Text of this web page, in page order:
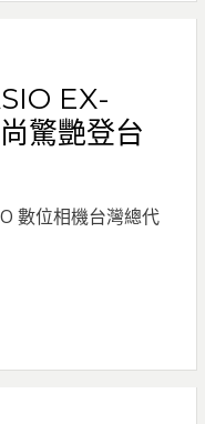
EX-
驚艷登台
數位相機台灣總代